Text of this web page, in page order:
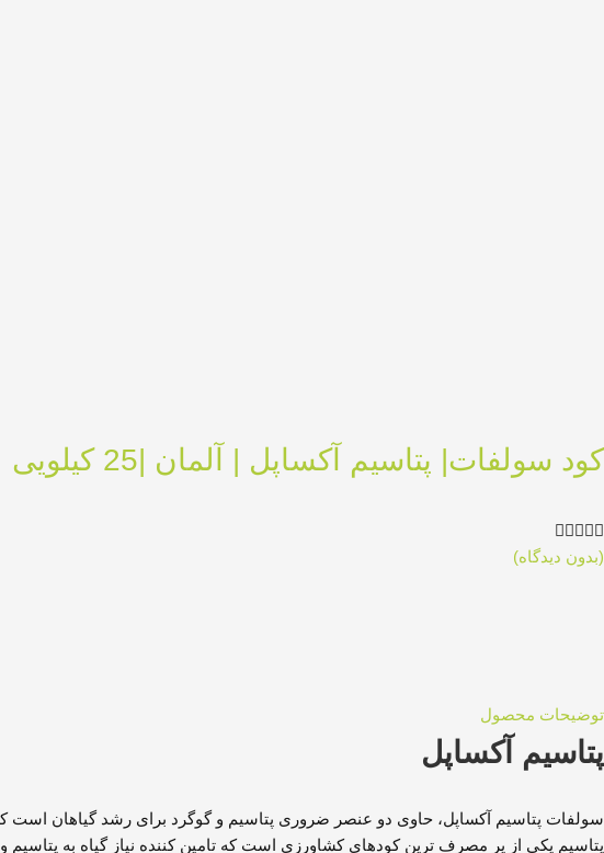
کود سولفات| پتاسیم آکساپل | آلمان |25 کیلویی

(بدون دیدگاه)
توضیحات محصول
پتاسیم آکساپل
سولفات پتاسیم آکساپل، حاوی دو عنصر ضروری پتاسیم و گوگرد برای رشد گیاهان
پتاسیم یکی از پر مصرف ترین کودهای کشاورزی است که تامین کننده نیاز گیاه به پتاسیم